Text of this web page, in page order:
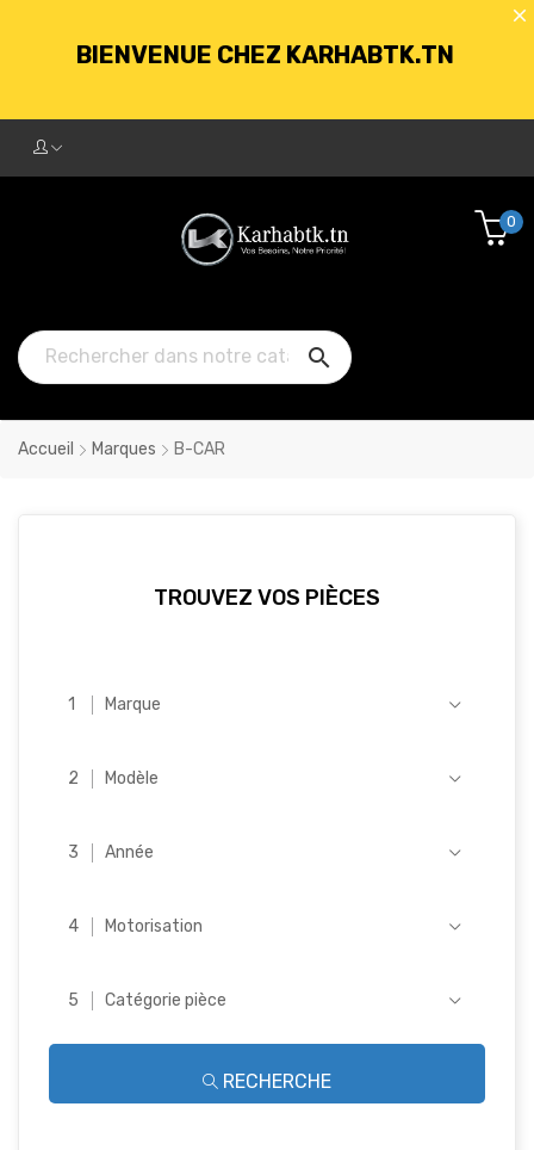
BIENVENUE CHEZ KARHABTK.TN
250DT D'ACHATS

0
Accueil Marques B-CAR
TROUVEZ VOS PIÈCES
Marque
Modèle
Année
Motorisation
Catégorie pièce
RECHERCHE